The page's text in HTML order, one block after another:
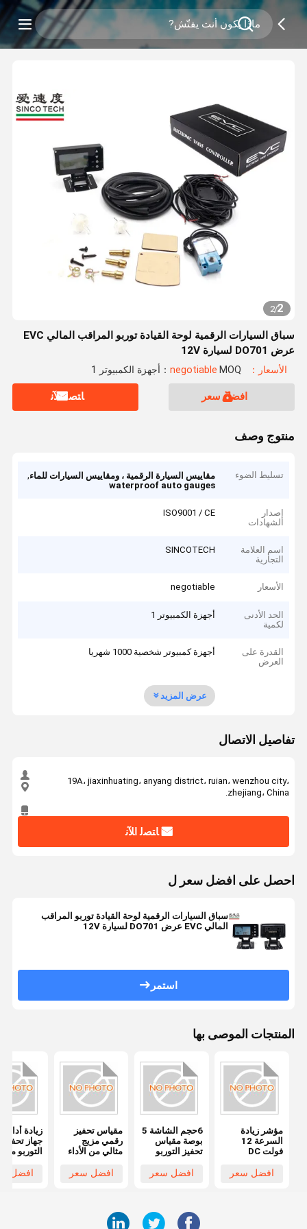
2
/
2
سباق السيارات الرقمية لوحة القيادة توربو المراقب المالي EVC
عرض DO701 لسيارة 12V
الأسعار：negotiable MOQ：أجهزة الكمبيوتر 1
افضل سعر ﺎﺘﺼﻟ ﺍﻶﻧ
منتوج وصف
تسليط الضوء مقاييس السيارة الرقمية ، ومقاييس السيارات للماء,
waterproof auto gauges
إصدار
الشهادات
ISO9001 / CE
اسم العلامة
التجارية
SINCOTECH
الأسعار negotiable
الحد الأدنى
لكمية
أجهزة الكمبيوتر 1
القدرة على
العرض
أجهزة كمبيوتر شخصية 1000 شهريا
عرض المزيد
تفاصيل الاتصال
19A، jiaxinhuating، anyang district، ruian، wenzhou city،
zhejiang، China.
ﺎﺘﺼﻟ ﺍﻶﻧ
احصل على افضل سعر ل
سباق السيارات الرقمية لوحة القيادة توربو المراقب
المالي EVC عرض DO701 لسيارة 12V
استمر
المنتجات الموصى بها
مؤشر زيادة
السرعة 12
فولت DC
الكفاءة
لمتطلبات العملاء
افضل سعر
6حجم الشاشة 5
بوصة مقياس
تحفيز التوربو
العالمية والأداء
افضل سعر
مقياس تحفيز
رقمي مزيج
مثالي من الأداء
افضل سعر
زيادة
جهاز تحفيز
التوربو
بوصة حجم
افضل